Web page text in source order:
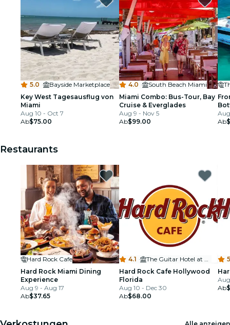
5.0 ·
Bayside Marketplace
Key West Tagesausflug von
Miami
Aug 10 - Oct 7
Ab$75.00
4.0 ·
South Beach Miami
Miami Combo: Bus-Tour, Bay
Cruise & Everglades
Aug 9 - Nov 5
Ab$99.00
Ab
Restaurants
Hard Rock Cafe
Hard Rock Miami Dining
Experience
Aug 9 - Aug 17
Ab$37.65
4.1 ·
The Guitar Hotel at Seminole Hard Rock
Hard Rock Cafe Hollywood
Florida
Aug 10 - Dec 30
Ab$68.00
Ab